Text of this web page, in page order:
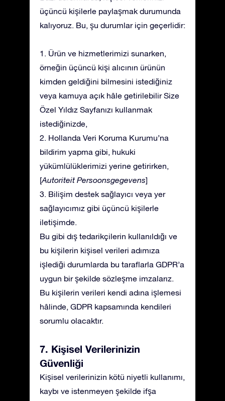
üçüncü kişilerle paylaşmak durumunda
kalıyoruz. Bu, şu durumlar için geçerlidir:
1. Ürün ve hizmetlerimizi sunarken,
örneğin üçüncü kişi alıcının ürünün
kimden geldiğini bilmesini istediğiniz
veya kamuya açık hâle getirilebilir Size
Özel Yıldız Sayfanızı kullanmak
istediğinizde,
2. Hollanda Veri Koruma Kurumu’na
bildirim yapma gibi, hukuki
yükümlülüklerimizi yerine getirirken,
[Autoriteit Persoonsgegevens]
3. Bilişim destek sağlayıcı veya yer
sağlayıcımız gibi üçüncü kişilerle
iletişimde.
Bu gibi dış tedarikçilerin kullanıldığı ve
bu kişilerin kişisel verileri adımıza
işlediği durumlarda bu taraflarla GDPR’a
uygun bir şekilde sözleşme imzalarız.
Bu kişilerin verileri kendi adına işlemesi
hâlinde, GDPR kapsamında kendileri
sorumlu olacaktır.
7. Kişisel Verilerinizin
Güvenliği
Kişisel verilerinizin kötü niyetli kullanımı,
kaybı ve istenmeyen şekilde ifşa